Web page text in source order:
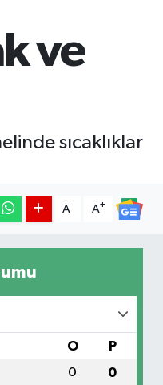
ve
sıcaklıklar
A- A+
O P
0 0